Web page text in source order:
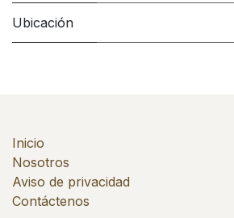
Ubicación
Inicio
Nosotros
Aviso de privacidad
Contáctenos